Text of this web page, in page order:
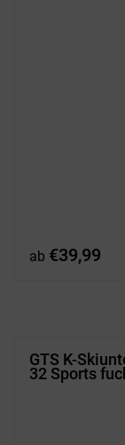
ab €39,99
GTS K-
32 Sports